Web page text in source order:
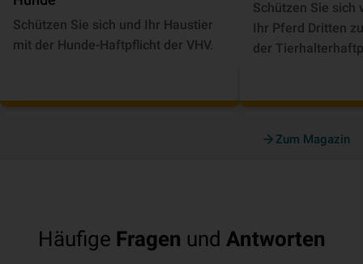
Schützen Sie sich und Ihr Haustier
mit der Hunde-Haftpflicht der VHV.
Schützen Sie sich
Ihr Pferd Dritten
der
Zum Magazin
Häufige Fragen und Antworten